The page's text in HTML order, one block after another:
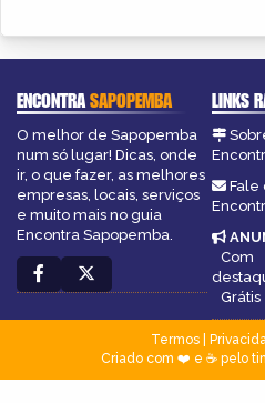
ENCONTRASAPOPEMBA
O melhor de Sapopemba
num só lugar! Dicas, onde
ir, o que fazer, as melhores
empresas, locais, serviços
e muito mais no guia
Encontra Sapopemba.
LINKS
Fale
Com
Grátis
Termos|
Criado com ❤️ e ☕ pelo